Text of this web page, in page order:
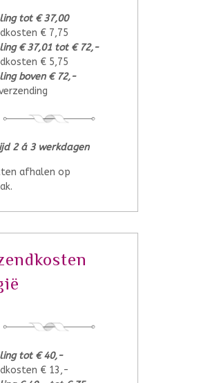
tot € 37,00
€ 7,75
€ 37,01 tot € 72,-
€ 5,75
boven € 72,-
2 á 3 werkdagen
afhalen op
tot € 40,-
€ 13,-